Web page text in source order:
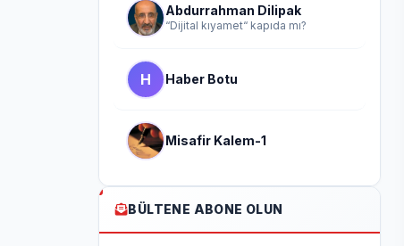
Abdurrahman Dilipak
“Dijital kıyamet“ kapıda mı?
H Haber Botu
Misafir Kalem-1
BÜLTENE ABONE OLUN